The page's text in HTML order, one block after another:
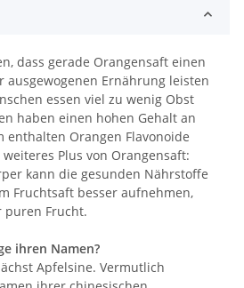
dass gerade Orangensaft einen
ausgewogenen Ernährung leisten
essen viel zu wenig Obst
haben einen hohen Gehalt an
enthalten Orangen Flavonoide
Plus von Orangensaft:
kann die gesunden Nährstoffe
Fruchtsaft besser aufnehmen,
puren Frucht.
ihren Namen?
Apfelsine. Vermutlich